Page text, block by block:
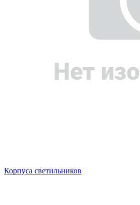
Корпуса светильников